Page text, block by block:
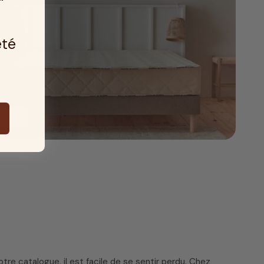
catalogue, il est facile de se sentir perdu. Chez